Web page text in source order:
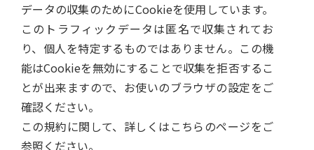
データの収集のためにCookieを使用しています。
このトラフィックデータは匿名で収集されてお
り、個人を特定するものではありません。この機
能はCookieを無効にすることで収集を拒否するこ
とが出来ますので、お使いのブラウザの設定をご
確認ください。
この規約に関して、詳しくは こちらのページをご
参照ください。